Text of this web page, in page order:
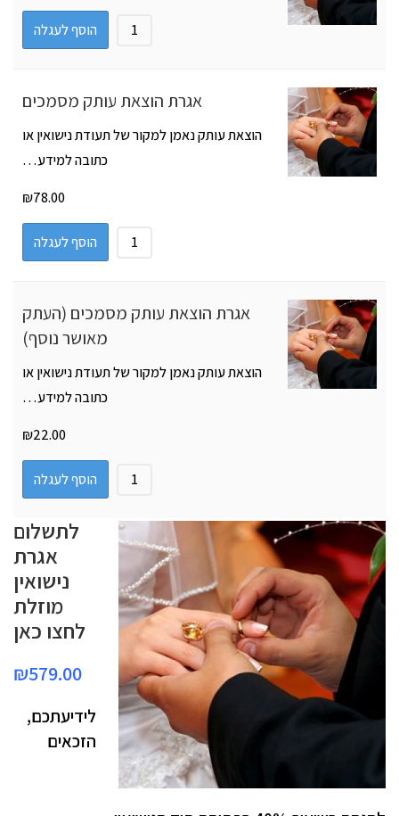
הוסף לעגלה
אגרת הוצאת עותק מסמכים
הוצאת עותק נאמן למקור של תעודת נישואין או
כתובה למידע…
₪78.00
הוסף לעגלה
אגרת הוצאת עותק מסמכים (העתק
מאושר נוסף)
הוצאת עותק נאמן למקור של תעודת נישואין או
כתובה למידע…
₪22.00
הוסף לעגלה
לתשלום
אגרת
נישואין
מוזלת
לחצו כאן
₪579.00
לידיעתכם,
הזכאים